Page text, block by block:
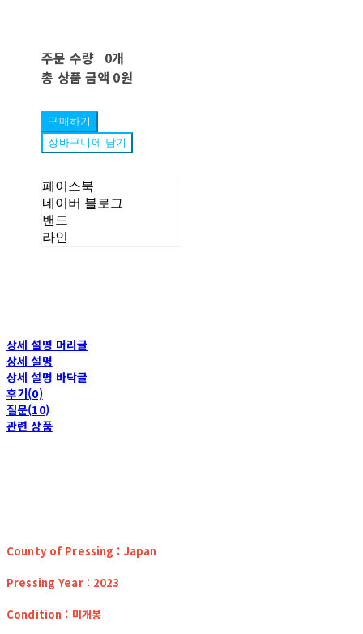
주문 수량 0개
총 상품 금액 0원
구매하기
장바구니에 담기
페이스북
네이버 블로그
밴드
라인
상세 설명 머리글
상세 설명
상세 설명 바닥글
후기(0)
질문(10)
관련 상품
County of Pressing : Japan
Pressing Year : 2023
Condition : 미개봉